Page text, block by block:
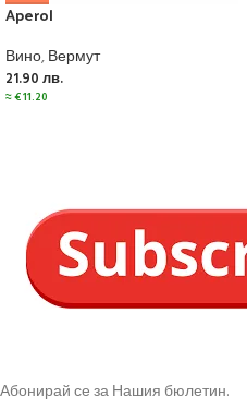
Aperol
Вино,Вермут
21.90 лв.
≈€11.20
Абонирай се за Нашия бюлетин.